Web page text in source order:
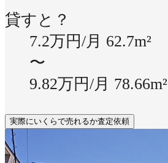
貸すと？
7.2万円/月 62.7m²
〜
9.82万円/月 78.66m²
実際にいくらで売れるか査定依頼